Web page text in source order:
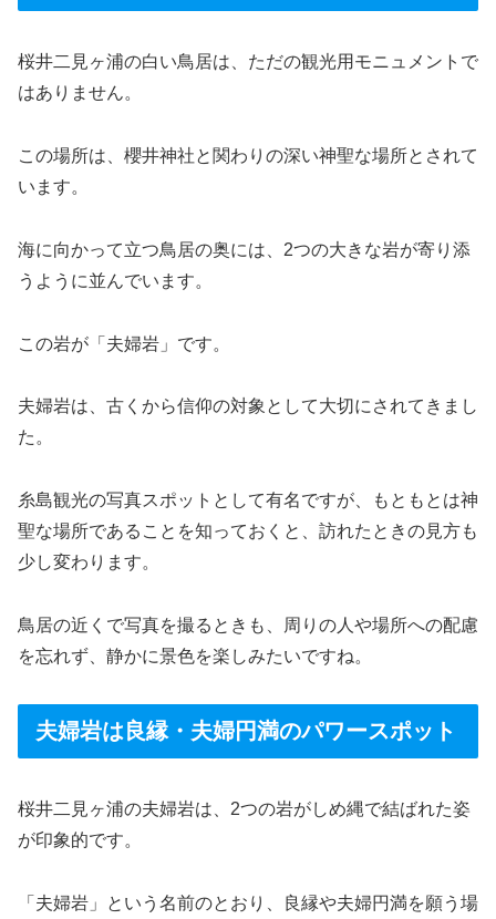
桜井二見ヶ浦の白い鳥居は、ただの観光用モニュメントで
はありません。
この場所は、櫻井神社と関わりの深い神聖な場所とされて
います。
海に向かって立つ鳥居の奥には、2つの大きな岩が寄り添
うように並んでいます。
この岩が「夫婦岩」です。
夫婦岩は、古くから信仰の対象として大切にされてきまし
た。
糸島観光の写真スポットとして有名ですが、もともとは神
聖な場所であることを知っておくと、訪れたときの見方も
少し変わります。
鳥居の近くで写真を撮るときも、周りの人や場所への配慮
を忘れず、静かに景色を楽しみたいですね。
夫婦岩は良縁・夫婦円満のパワースポット
桜井二見ヶ浦の夫婦岩は、2つの岩がしめ縄で結ばれた姿
が印象的です。
「夫婦岩」という名前のとおり、良縁や夫婦円満を願う場